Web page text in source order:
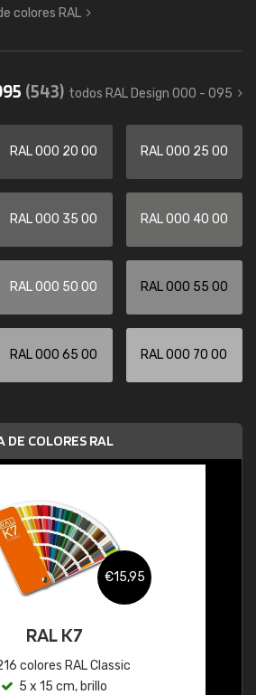
colores RAL
(543) todos RAL Design 000 - 095
RAL 000 20 00 RAL 000 25 00
RAL 000 35 00 RAL 000 40 00
RAL 000 50 00 RAL 000 55 00
RAL 000 65 00 RAL 000 70 00
DE COLORES RAL
€15,95
RAL K7
colores RAL Classic
5 x 15 cm, brillo